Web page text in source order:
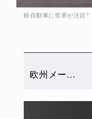
軽自動車に世界が注目?
欧州メー...